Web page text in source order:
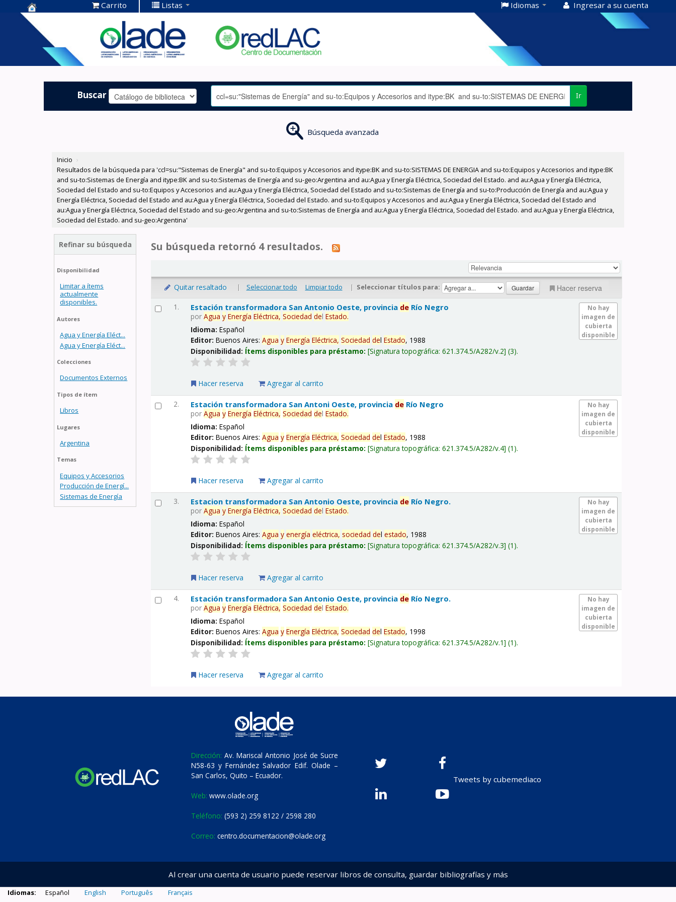
Centro de
Documentación
OLADE -
Carrito Listas Idiomas Ingresar a su cuenta
Buscar Ir
Búsqueda avanzada
Inicio ›
Resultados de la búsqueda para 'ccl=su:"Sistemas de Energía" and su-to:Equipos y Accesorios and itype:BK and su-to:SISTEMAS DE ENERGIA and su-to:Equipos y Accesorios and itype:BK
and su-to:Sistemas de Energía and itype:BK and su-to:Sistemas de Energía and su-geo:Argentina and au:Agua y Energía Eléctrica, Sociedad del Estado. and au:Agua y Energía Eléctrica,
Sociedad del Estado and su-to:Equipos y Accesorios and au:Agua y Energía Eléctrica, Sociedad del Estado and su-to:Sistemas de Energía and su-to:Producción de Energía and au:Agua y
Energía Eléctrica, Sociedad del Estado and au:Agua y Energía Eléctrica, Sociedad del Estado. and su-to:Equipos y Accesorios and au:Agua y Energía Eléctrica, Sociedad del Estado and
au:Agua y Energía Eléctrica, Sociedad del Estado and su-geo:Argentina and su-to:Sistemas de Energía and au:Agua y Energía Eléctrica, Sociedad del Estado. and au:Agua y Energía Eléctrica,
Sociedad del Estado. and su-geo:Argentina'
Refinar su búsqueda
Disponibilidad
Limitar a ítems
actualmente
disponibles.
Autores
Agua y Energía Eléct...
Agua y Energía Eléct...
Colecciones
Documentos Externos
Tipos de ítem
Libros
Lugares
Argentina
Temas
Equipos y Accesorios
Producción de Energí...
Sistemas de Energía
Su búsqueda retornó 4 resultados.
Quitar resaltado | Seleccionar todo Limpiar todo | Seleccionar títulos para: Hacer reserva
1.
No hay
imagen de
cubierta
disponible
Estación transformadora San Antonio Oeste, provincia de Río Negro
porAgua y Energía Eléctrica, Sociedad delEstado.
Idioma:Español
Editor:Buenos Aires:Agua y Energía Eléctrica, Sociedad delEstado, 1988
Disponibilidad: Ítems disponibles para préstamo: Signatura topográfica:621.374.5/A282/v.2 (3).
Hacer reserva Agregar al carrito
2.
No hay
imagen de
cubierta
disponible
Estación transformadora San Antoni Oeste, provincia de Río Negro
porAgua y Energía Eléctrica, Sociedad delEstado.
Idioma:Español
Editor:Buenos Aires:Agua y Energía Eléctrica, Sociedad delEstado, 1988
Disponibilidad: Ítems disponibles para préstamo: Signatura topográfica:621.374.5/A282/v.4 (1).
Hacer reserva Agregar al carrito
3.
No hay
imagen de
cubierta
disponible
Estacion transformadora San Antonio Oeste, provincia de Río Negro.
porAgua y Energía Eléctrica, Sociedad delEstado.
Idioma:Español
Editor:Buenos Aires:Agua y energía eléctrica, sociedad delestado, 1988
Disponibilidad: Ítems disponibles para préstamo: Signatura topográfica:621.374.5/A282/v.3 (1).
Hacer reserva Agregar al carrito
4.
No hay
imagen de
cubierta
disponible
Estación transformadora San Antonio Oeste, provincia de Río Negro.
porAgua y Energía Eléctrica, Sociedad delEstado.
Idioma:Español
Editor:Buenos Aires:Agua y Energía Eléctrica, Sociedad delEstado, 1998
Disponibilidad: Ítems disponibles para préstamo: Signatura topográfica:621.374.5/A282/v.1 (1).
Hacer reserva Agregar al carrito
Dirección: Av. Mariscal Antonio José de Sucre
N58-63 y Fernández Salvador Edif. Olade –
San Carlos, Quito – Ecuador.
Web: www.olade.org
Teléfono: (593 2) 259 8122 / 2598 280
Correo: centro.documentacion@olade.org
Tweets by cubemediaco
Al crear una cuenta de usuario puede reservar libros de consulta, guardar bibliografías y más
Idiomas: Español English Português Français